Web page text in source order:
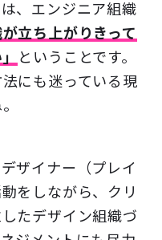
、エンジニア組織
が立ち上がりきって
ということです。
にも迷っている現
ザイナー（プレイ
をしながら、クリ
たデザイン組織づ